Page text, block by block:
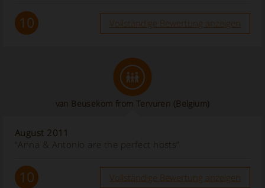
10 Vollständige Bewertung anzeigen
van Beusekom from Tervuren (Belgium)
August 2011
“Anna & Antonio are the perfect hosts”
10 Vollständige Bewertung anzeigen